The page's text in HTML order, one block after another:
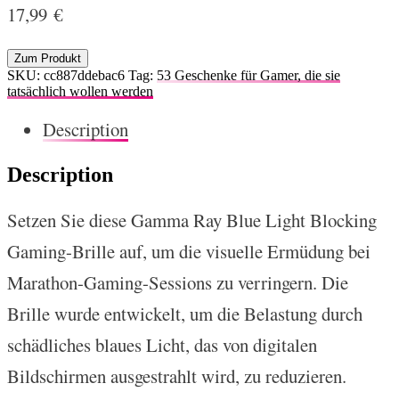
17,99 €
Zum Produkt
SKU: cc887ddebac6 Tag: 53 Geschenke für Gamer, die sie
tatsächlich wollen werden
Description
Description
Setzen Sie diese Gamma Ray Blue Light Blocking
Gaming-Brille auf, um die visuelle Ermüdung bei
Marathon-Gaming-Sessions zu verringern. Die
Brille wurde entwickelt, um die Belastung durch
schädliches blaues Licht, das von digitalen
Bildschirmen ausgestrahlt wird, zu reduzieren.